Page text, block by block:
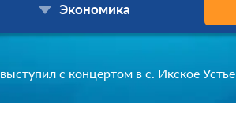
Экономика
с концертом в с. Икское Устье